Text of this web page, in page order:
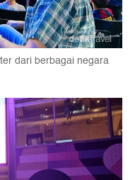
dari berbagai negara